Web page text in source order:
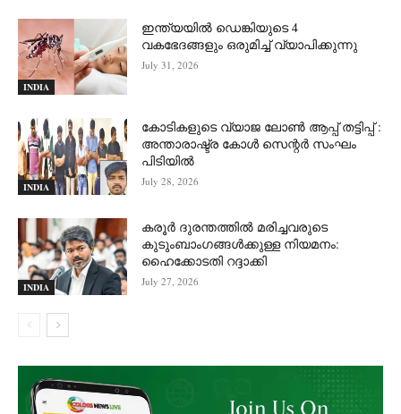
INDIA
ഇന്ത്യയിൽ ഡെങ്കിയുടെ 4
വകഭേദങ്ങളും ഒരുമിച്ച് വ്യാപിക്കുന്നു
July 31, 2026
INDIA
കോടികളുടെ വ്യാജ ലോൺ ആപ്പ് തട്ടിപ്പ് :
അന്താരാഷ്ട്ര കോൾ സെന്റർ സംഘം
പിടിയില്‍
July 28, 2026
INDIA
കരൂർ ദുരന്തത്തിൽ മരിച്ചവരുടെ
കുടുംബാംഗങ്ങൾക്കുള്ള നിയമനം:
ഹൈക്കോടതി റദ്ദാക്കി
July 27, 2026